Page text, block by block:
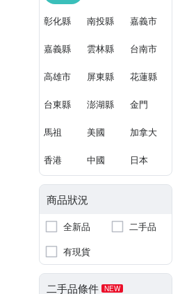
彰化縣 南投縣 嘉義市
嘉義縣 雲林縣 台南市
高雄市 屏東縣 花蓮縣
台東縣 澎湖縣 金門
馬祖 美國 加拿大
香港 中國 日本
商品狀況
全新品
二手品
有現貨
二手品條件 NEW